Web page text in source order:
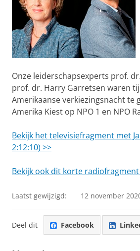
Onze leiderschapsexperts prof.
prof. dr. Harry Garretsen waren
Amerikaanse verkiezingsnacht te
Amerika Kiest op NPO 1 en NPO
Bekijk het televisiefragment met
2:12:10) >>
Bekijk ook dit korte
Laatst gewijzigd: 12 november
Deel dit Facebook